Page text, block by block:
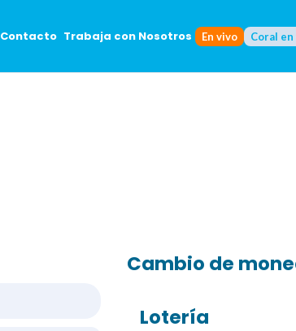
Contacto Trabaja con Nosotros En vivo Coral
Cambio de
Lotería